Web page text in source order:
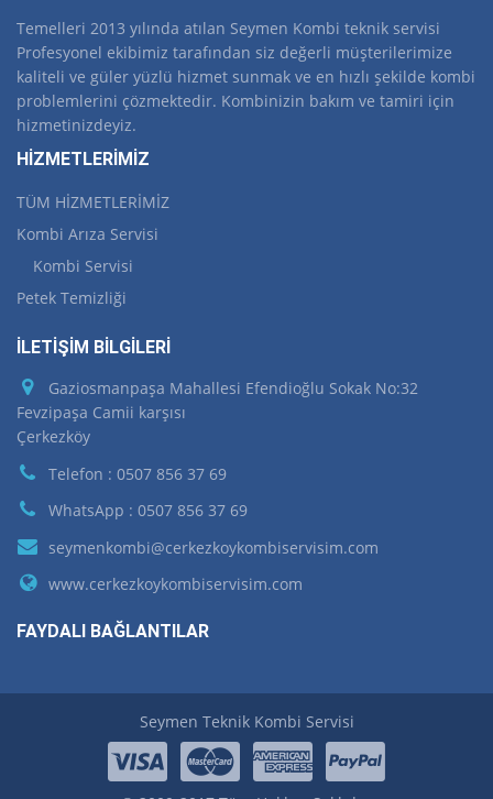
Temelleri 2013 yılında atılan Seymen Kombi teknik servisi
Profesyonel ekibimiz tarafından siz değerli müşterilerimize
kaliteli ve güler yüzlü hizmet sunmak ve en hızlı şekilde kombi
problemlerini çözmektedir. Kombinizin bakım ve tamiri için
hizmetinizdeyiz.
HİZMETLERİMİZ
TÜM HİZMETLERİMİZ
Kombi Arıza Servisi
Kombi Servisi
Petek Temizliği
İLETİŞİM BİLGİLERİ
Gaziosmanpaşa Mahallesi Efendioğlu Sokak No:32
Fevzipaşa Camii karşısı
Çerkezköy
Telefon : 0507 856 37 69
WhatsApp : 0507 856 37 69
seymenkombi@cerkezkoykombiservisim.com
www.cerkezkoykombiservisim.com
FAYDALI BAĞLANTILAR
Seymen Teknik Kombi Servisi